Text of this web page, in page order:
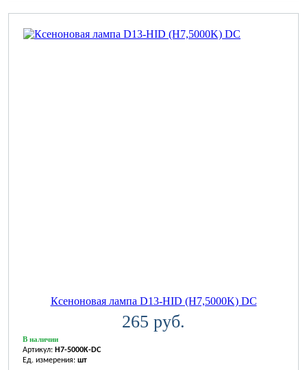
Ксеноновая лампа D13-HID (H7,5000K) DC
265 руб.
В наличии
Артикул: H7-5000K-DC
Ед. измерения: шт